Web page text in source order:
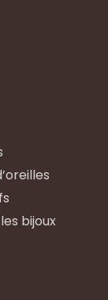
bijoux